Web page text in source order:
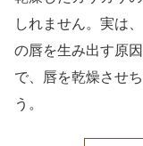
しれません。実は
の唇を生み出す原
で、唇を乾燥させ
う。